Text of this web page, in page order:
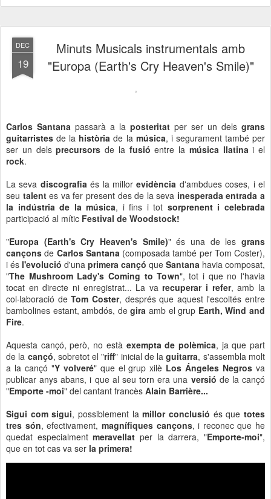
DEC
19
Minuts Musicals instrumentals amb
"Europa (Earth's Cry Heaven's Smile)"
Carlos Santana passarà a la posteritat per ser un dels grans
guitarristesde la història de lamúsica, i segurament també per
ser un delsprecursors de la fusió entre la música llatinai el
rock.
La seva discografiaés la millorevidència d'ambdues coses, i el
seu talentes va fer present des de la seva inesperada entrada a
la indústria de la música, i fins i tot sorprenent i celebrada
participació al mític Festival de Woodstock!
"Europa (Earth's Cry Heaven's Smile)" és una de les grans
cançons de Carlos Santana(composada també per Tom Coster),
i és l'evolució d'una primera cançó que Santana havia composat,
"The Mushroom Lady's Coming to Town", tot i que no l'havia
tocat en directe ni enregistrat... La varecuperar i refer, amb la
col·laboració deTom Coster, després que aquest l'escoltés entre
bambolines estant, ambdós, degira amb el grup Earth, Wind and
Fire.
Aquesta cançó, però, no està exempta de polèmica, ja que part
de la cançó, sobretot el "riff" inicial de laguitarra, s'assembla molt
a la cançó "Y volveré" que el grup xilè Los Ángeles Negros va
publicar anys abans, i que al seu torn era una versió de la cançó
"Emporte -moi" del cantant francès Alain Barrière...
Sigui com sigui, possiblement lamillor conclusió és que totes
tres són, efectivament, magnífiques cançons, i reconec que he
quedat especialmentmeravellat per la darrera, "Emporte-moi",
que en tot cas va ser la primera!